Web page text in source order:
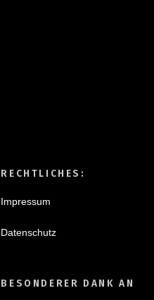
RECHTLICHES:
Impressum
Datenschutz
BESONDERER DANK AN